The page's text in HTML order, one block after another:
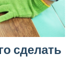
сделать